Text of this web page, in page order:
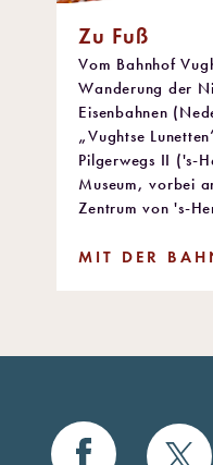
Zu Fuß
Vom Bahnhof
Wanderung der
Eisenbahnen
„Vughtse
Pilgerwegs II ('s-
Museum, vorbei
Zentrum von 's-
MIT DER